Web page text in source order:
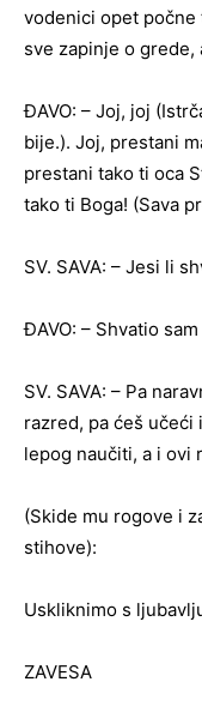
vodenici opet počne
sve zapinje o grede,
ĐAVO: – Joj, joj
bije.). Joj, prestani
prestani tako ti oca
tako ti Boga! (Sava
SV. SAVA: – Jesi li
ĐAVO: – Shvatio
SV. SAVA: – Pa
razred, pa ćeš učeći
lepog naučiti, a i ovi
(Skide mu rogove i
stihove):
Uskliknimo s
ZAVESA